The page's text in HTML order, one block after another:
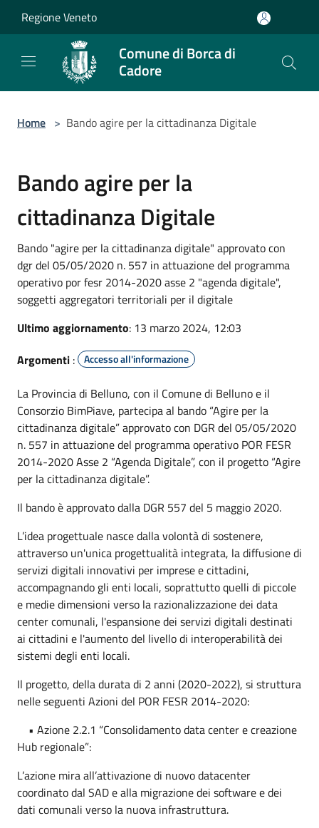
Regione Veneto
Comune di Borca di
Cadore
Home > Bando agire per la cittadinanza Digitale
Bando agire per la
cittadinanza Digitale
Bando "agire per la cittadinanza digitale" approvato con
dgr del 05/05/2020 n. 557 in attuazione del programma
operativo por fesr 2014-2020 asse 2 "agenda digitale",
soggetti aggregatori territoriali per il digitale
Ultimo aggiornamento: 13 marzo 2024, 12:03
Argomenti : Accesso all'informazione
La Provincia di Belluno, con il Comune di Belluno e il
Consorzio BimPiave, partecipa al bando “Agire per la
cittadinanza digitale” approvato con DGR del 05/05/2020
n. 557 in attuazione del programma operativo POR FESR
2014-2020 Asse 2 “Agenda Digitale”, con il progetto “Agire
per la cittadinanza digitale”.
Il bando è approvato dalla DGR 557 del 5 maggio 2020.
L’idea progettuale nasce dalla volontà di sostenere,
attraverso un'unica progettualità integrata, la diffusione di
servizi digitali innovativi per imprese e cittadini,
accompagnando gli enti locali, soprattutto quelli di piccole
e medie dimensioni verso la razionalizzazione dei data
center comunali, l'espansione dei servizi digitali destinati
ai cittadini e l'aumento del livello di interoperabilità dei
sistemi degli enti locali.
Il progetto, della durata di 2 anni (2020-2022), si struttura
nelle seguenti Azioni del POR FESR 2014-2020:
• Azione 2.2.1 “Consolidamento data center e creazione
Hub regionale”:
L’azione mira all’attivazione di nuovo datacenter
coordinato dal SAD e alla migrazione dei software e dei
dati comunali verso la nuova infrastruttura.